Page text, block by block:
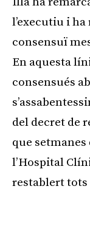
l’executiu i
consensuï
En aquesta
consensués
del decret de
que
l’Hospital
restablert tots